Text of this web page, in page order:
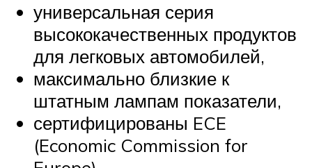
универсальная серия
высококачественных продуктов
для легковых автомобилей,
максимально близкие к
штатным лампам показатели,
сертифицированы ECE
(Economic Commission for